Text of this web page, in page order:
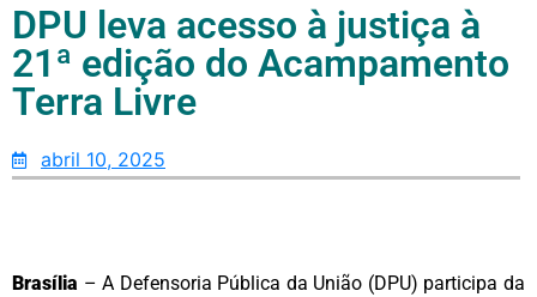
DPU leva acesso à justiça à
21ª edição do Acampamento
Terra Livre
abril 10, 2025
Brasília – A Defensoria Pública da União (DPU) participa da